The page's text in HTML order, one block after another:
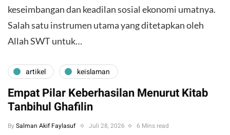
keseimbangan dan keadilan sosial ekonomi umatnya.
Salah satu instrumen utama yang ditetapkan oleh
Allah SWT untuk…
artikel keislaman
Empat Pilar Keberhasilan Menurut Kitab
Tanbihul Ghafilin
By Salman Akif Faylasuf Juli 28, 2026 6 Mins read